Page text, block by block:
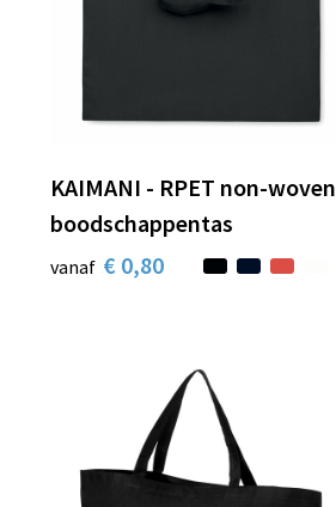
KAIMANI - RPET non-woven
boodschappentas
vanaf € 0,80